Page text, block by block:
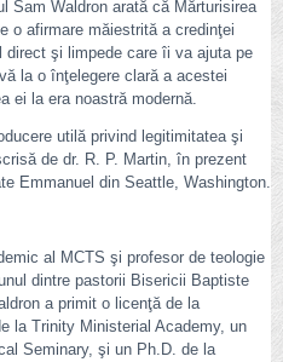
Sam Waldron arată că Mărturisirea
o afirmare măiestrită a credinţei
şi limpede care îi va ajuta pe
la o înţelegere clară a acestei
ei la era noastră modernă.
utilă privind legitimitatea şi
de dr. R. P. Martin, în prezent
Emmanuel din Seattle, Washington.
al MCTS şi profesor de teologie
dintre pastorii Bisericii Baptiste
a primit o licenţă de la
la Trinity Ministerial Academy, un
Seminary, şi un Ph.D. de la